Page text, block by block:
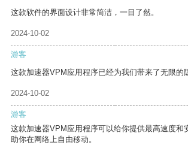
这款软件的界面设计非常简洁，一目了然。
2024-10-02
游客
这款加速器VPM应用程序已经为我们带来了无限的
2024-10-02
游客
这款加速器VPM应用程序可以给你提供最高速度和
助你在网络上自由移动。